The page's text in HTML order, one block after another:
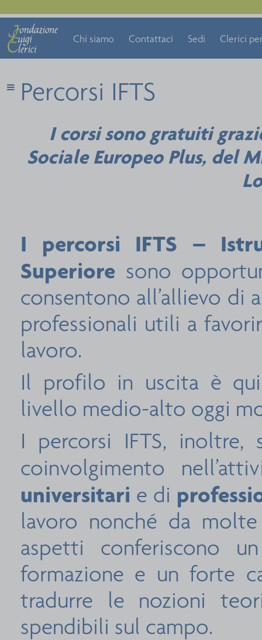
Chi siamo Contattaci Sedi Clerici
Percorsi IFTS
I corsi sono gratuiti
Sociale Europeo Plus, del
I percorsi IFTS –
Superiore sono
consentono all’allievo di
professionali utili a
lavoro.
Il profilo in uscita è
livello medio-alto oggi
I percorsi IFTS,
coinvolgimento
universitari e di
lavoro nonché da
aspetti conferiscono
formazione e un forte
tradurre le nozioni
spendibili sul campo.